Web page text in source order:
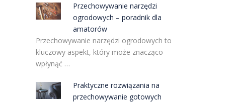
Przechowywanie narzędzi
ogrodowych – poradnik dla
amatorów
Przechowywanie narzędzi ogrodowych to
kluczowy aspekt, który może znacząco
wpłynąć …
Praktyczne rozwiązania na
przechowywanie gotowych